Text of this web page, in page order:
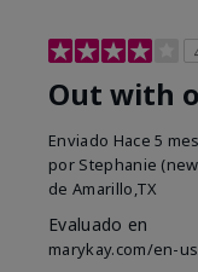
Out with
Enviado Hace 5
por Stephanie
de Amarillo,TX
Evaluado en
marykay.com/en-